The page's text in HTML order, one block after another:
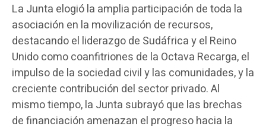
La Junta elogió la amplia participación de toda la
asociación en la movilización de recursos,
destacando el liderazgo de Sudáfrica y el Reino
Unido como coanfitriones de la Octava Recarga, el
impulso de la sociedad civil y las comunidades, y la
creciente contribución del sector privado. Al
mismo tiempo, la Junta subrayó que las brechas
de financiación amenazan el progreso hacia la